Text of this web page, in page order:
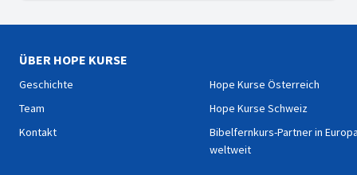
ÜBER HOPE KURSE
Geschichte
Team
Kontakt
Hope Kurse Österreich
Hope Kurse Schweiz
Bibelfernkurs-Partner in
weltweit